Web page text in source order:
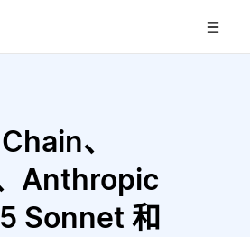
、
Anthropic
Sonnet 和